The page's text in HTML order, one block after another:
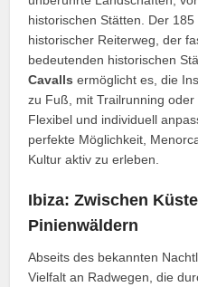
historischen Stätten. Der
historischer Reiterweg, der
bedeutenden historischen
Cavallsermöglicht es, die
zu Fuß, mit Trailrunning oder
Flexibel und individuell
perfekte Möglichkeit,
Kultur aktiv zu erleben.
Ibiza: Zwischen
Pinienwäldern
Abseits des bekannten
Vielfalt an Radwegen, die